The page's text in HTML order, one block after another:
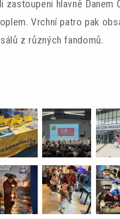
hlavně Danem
Vrchní patro pak
z různých fandomů.